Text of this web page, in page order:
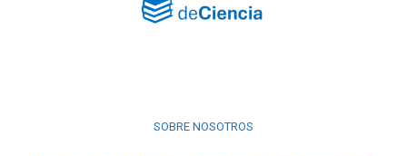
SOBRE NOSOTROS